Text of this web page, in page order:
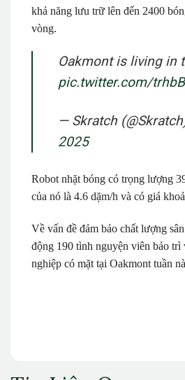
khả năng lưu trữ lên đến 2400
vòng.
Oakmont is living in
pic.twitter.com/
— Skratch
2025
Robot nhặt bóng có trọng lượng
của nó là 4.6 dặm/h và có giá
Về vấn đề đảm bảo chất lượng
động 190 tình nguyện viên bảo trì
nghiệp có mặt tại Oakmont tuần